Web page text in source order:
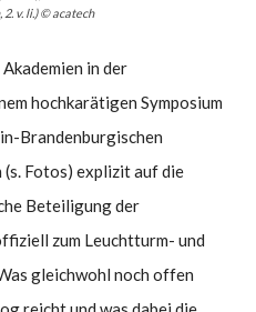
v. li.) © acatech
in der
hochkarätigen Symposium
Brandenburgischen
Fotos) explizit auf die
Beteiligung der
zum Leuchtturm- und
gleichwohl noch offen